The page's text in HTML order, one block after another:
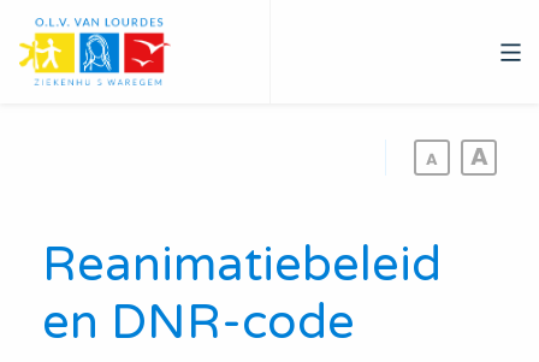
Overslaan
en
naar
Reanimatiebeleid
en DNR-code